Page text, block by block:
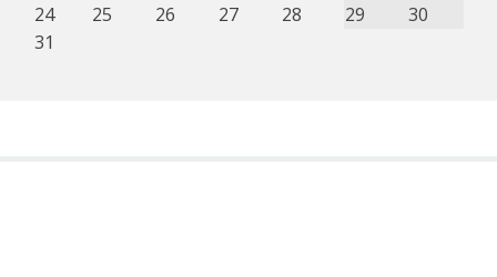
24
25 26 27 28 29
30
31